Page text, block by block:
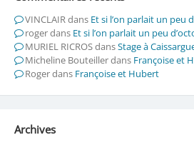
VINCLAIRdans Et si l’on parlait un peu
rogerdans Et si l’on parlait un peu
MURIEL RICROSdansStage à
Micheline Bouteillerdans Françoise et
Rogerdans Françoise et Hubert
Archives